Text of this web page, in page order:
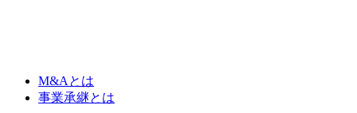
M&Aとは
事業承継とは